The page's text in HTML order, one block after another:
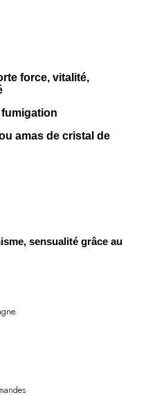
force, vitalité,
amas de cristal de
sensualité grâce au